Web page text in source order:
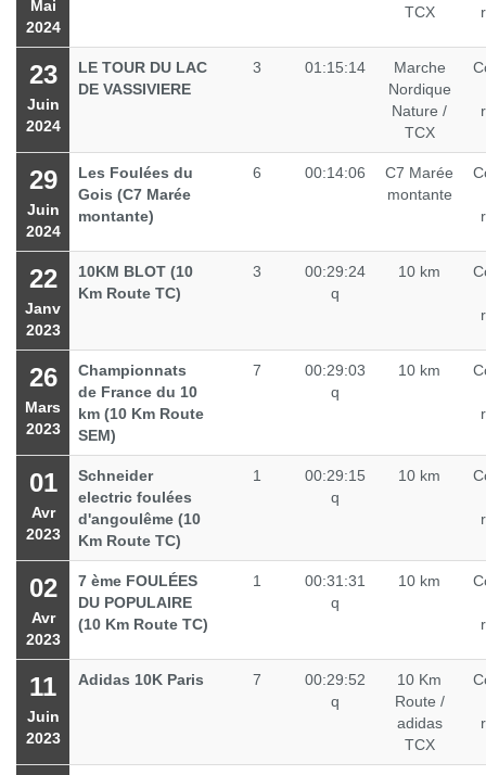
Mai
2024
TCX
23
Juin
2024
LE TOUR DU LAC
DE VASSIVIERE
3 01:15:14
Marche
Nordique
Nature /
TCX
29
Juin
2024
Les Foulées du
Gois (C7 Marée
montante)
6 00:14:06
C7 Marée
montante
22
Janv
2023
10KM BLOT (10
Km Route TC)
3
00:29:24
q
10 km
26
Mars
2023
Championnats
de France du 10
km (10 Km Route
SEM)
7
00:29:03
q
10 km
01
Avr
2023
Schneider
electric foulées
d'angoulême (10
Km Route TC)
1
00:29:15
q
10 km
02
Avr
2023
7 ème FOULÉES
DU POPULAIRE
(10 Km Route TC)
1
00:31:31
q
10 km
11
Juin
2023
Adidas 10K Paris 7
00:29:52
q
10 Km
Route /
adidas
TCX